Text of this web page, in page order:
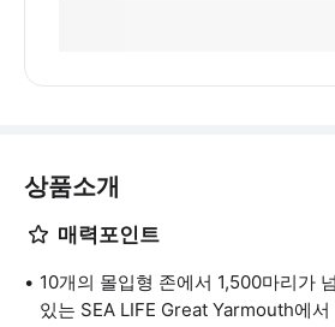
상품소개
매력포인트
10개의 몰입형 존에서 1,500마리가
있는 SEA LIFE Great Yarmouth에